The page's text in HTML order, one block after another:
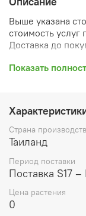
Выше указана
стоимость услуг
Доставка до
После
скидки, уточнен
бронирование и
согласованные
растений. При
Внимание: фото в
размере,
Показать
Страна
Таиланд
Период поставки
Поставка S17
Цена растения
0